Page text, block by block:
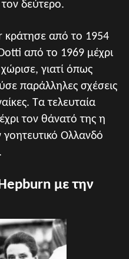
δεύτερο.
κράτησε από το 1954
από το 1969 μέχρι
γιατί όπως
παράλληλες σχέσεις
Τα τελευταία
τον θάνατό της η
Ολλανδό
.
με την